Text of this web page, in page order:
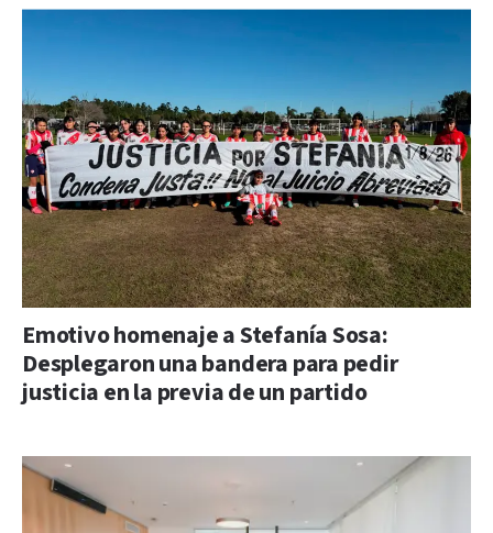
Emotivo homenaje a Stefanía Sosa:
Desplegaron una bandera para pedir
justicia en la previa de un partido